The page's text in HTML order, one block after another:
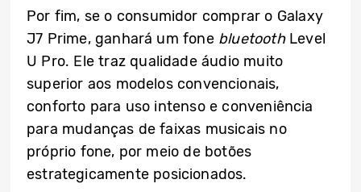
Por fim, se o consumidor comprar o Galaxy
J7 Prime, ganhará um fone bluetoothLevel
U Pro. Ele traz qualidade áudio muito
superior aos modelos convencionais,
conforto para uso intenso e conveniência
para mudanças de faixas musicais no
próprio fone, por meio de botões
estrategicamente posicionados.